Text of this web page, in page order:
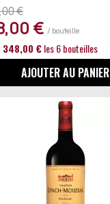
€
€
/ bouteille
348,00 €les 6 bouteilles
AJOUTER AU PANIER